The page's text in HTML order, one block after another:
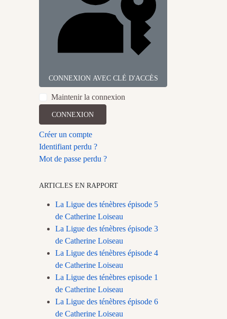
CONNEXION AVEC CLÉ D'ACCÈS
Maintenir la connexion
CONNEXION
Créer un compte
Identifiant perdu ?
Mot de passe perdu ?
ARTICLES EN RAPPORT
La Ligue des ténèbres épisode 5
de Catherine Loiseau
La Ligue des ténèbres épisode 3
de Catherine Loiseau
La Ligue des ténèbres épisode 4
de Catherine Loiseau
La Ligue des ténèbres episode 1
de Catherine Loiseau
La Ligue des ténèbres épisode 6
de Catherine Loiseau